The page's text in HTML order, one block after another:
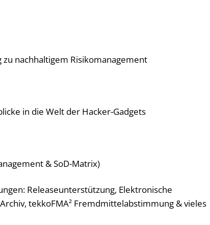
nachhaltigem Risikomanagement
in die Welt der Hacker-Gadgets
& SoD-Matrix)
Releaseunterstützung, Elektronische
tekkoFMA² Fremdmittelabstimmung & vieles